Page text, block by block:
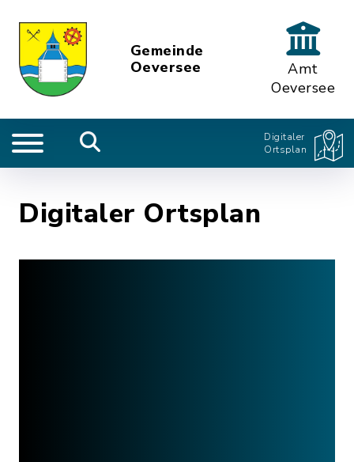
Gemeinde
Oeversee
Amt
Oeversee
Digitaler
Ortsplan
Digitaler Ortsplan